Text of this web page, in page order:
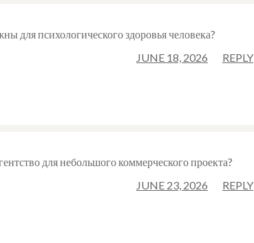
для психологического здоровья человека?
REPLY
JUNE 18, 2026
для небольшого коммерческого проекта?
REPLY
JUNE 23, 2026